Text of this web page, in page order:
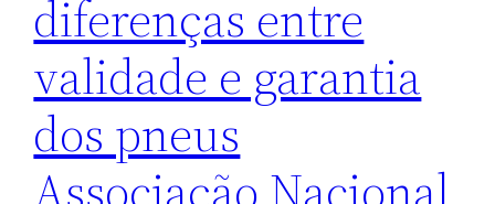
diferenças entre
validade e garantia
dos pneus